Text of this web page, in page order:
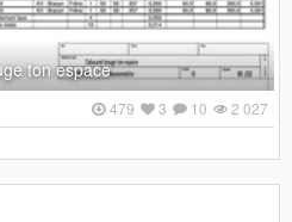
ton espace
2 027
10
3
479